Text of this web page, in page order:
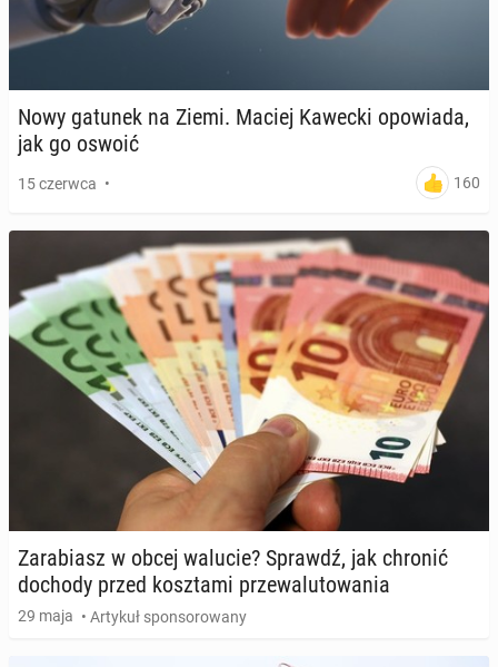
Nowy gatunek na Ziemi. Maciej Kawecki opo­wia­da,
jak go oswoić
15 czerwca • 160
Za­ra­biasz w obcej walucie? Sprawdź, jak chronić
dochody przed kosz­ta­mi prze­wa­lu­to­wa­nia
29 maja • Artykuł sponsorowany